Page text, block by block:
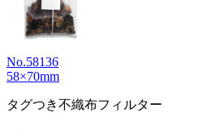
No.58136
58×70mm
タグつき不織布フィルター